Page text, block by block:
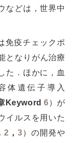
などは，世界中
免疫チェックポ
となりがん治療
た．ほかに，血
体遺伝子導入
Keyword6）が
イルスを用いた
2 ，3）の開発や